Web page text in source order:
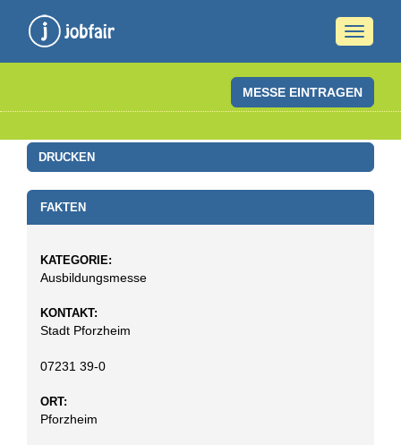
MESSE EINTRAGEN
DRUCKEN
FAKTEN
KATEGORIE:
Ausbildungsmesse
KONTAKT:
Stadt Pforzheim
07231 39-0
ORT:
Pforzheim